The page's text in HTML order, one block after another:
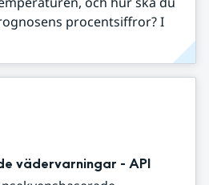
procentsiffror? I
vädervarningar - API